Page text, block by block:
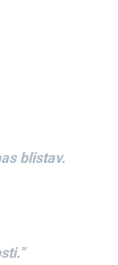
blistav.